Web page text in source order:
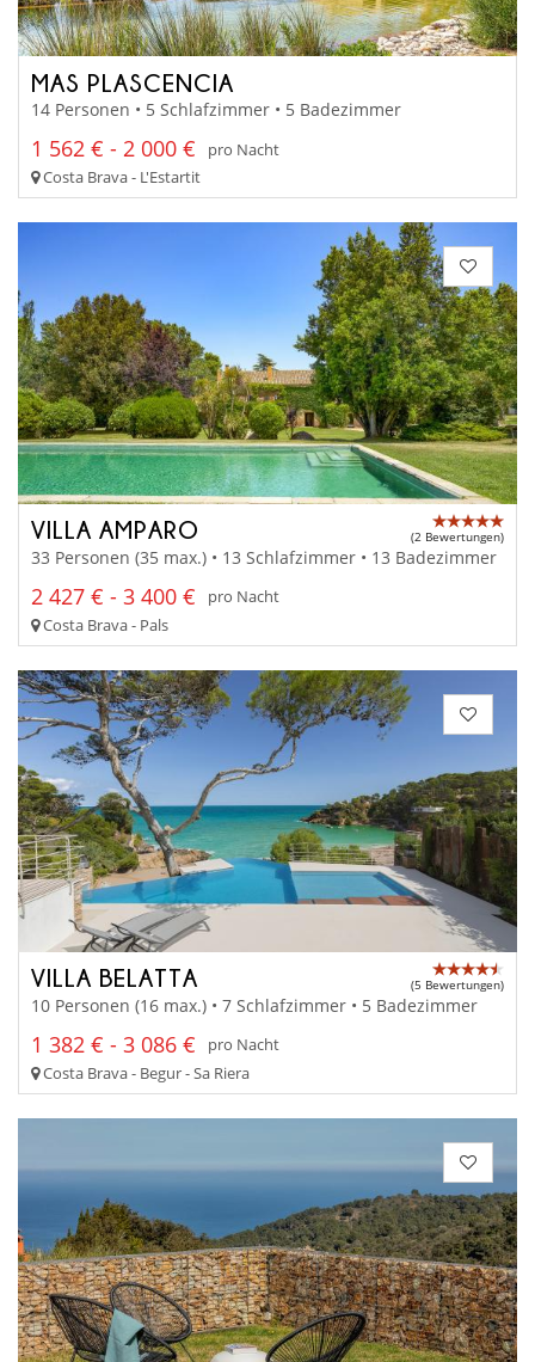
MAS PLASCENCIA
14 Personen • 5 Schlafzimmer • 5 Badezimmer
1 562 € - 2 000 €
pro Nacht
Costa Brava - L'Estartit
VILLA AMPARO (2 Bewertungen)
33 Personen (35 max.) • 13 Schlafzimmer • 13 Badezimmer
2 427 € - 3 400 €
pro Nacht
Costa Brava - Pals
VILLA BELATTA (5 Bewertungen)
10 Personen (16 max.) • 7 Schlafzimmer • 5 Badezimmer
1 382 € - 3 086 €
pro Nacht
Costa Brava - Begur - Sa Riera